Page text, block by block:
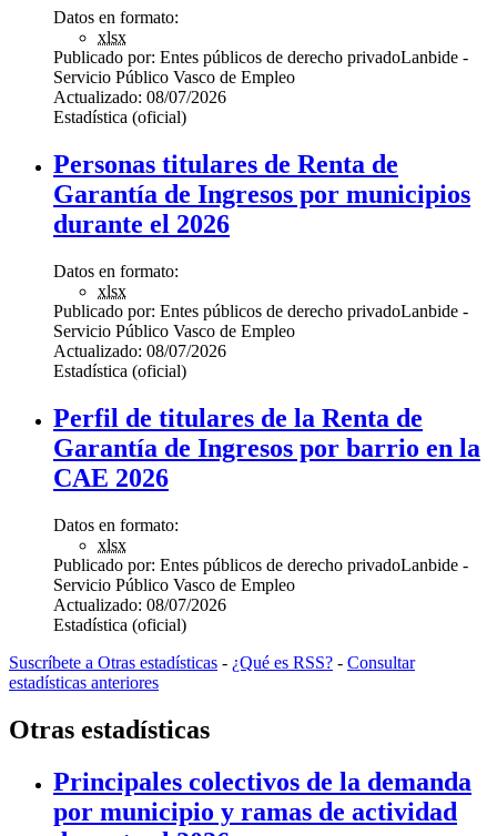
Datos en formato:
xlsx
Publicado por: Entes públicos de derecho privadoLanbide -
Servicio Público Vasco de Empleo
Actualizado: 08/07/2026
Estadística (oficial)
Personas titulares de Renta de
Garantía de Ingresos por municipios
durante el 2026
Datos en formato:
xlsx
Publicado por: Entes públicos de derecho privadoLanbide -
Servicio Público Vasco de Empleo
Actualizado: 08/07/2026
Estadística (oficial)
Perfil de titulares de la Renta de
Garantía de Ingresos por barrio en la
CAE 2026
Datos en formato:
xlsx
Publicado por: Entes públicos de derecho privadoLanbide -
Servicio Público Vasco de Empleo
Actualizado: 08/07/2026
Estadística (oficial)
Suscríbete a Otras estadísticas - ¿Qué es RSS? - Consultar
estadísticas anteriores
Otras estadísticas
Principales colectivos de la demanda
por municipio y ramas de actividad